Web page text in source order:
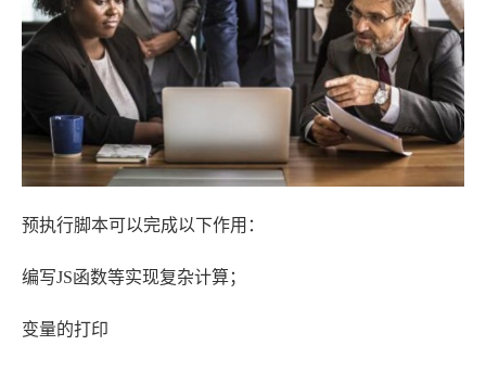
预执行脚本可以完成以下作用：
编写JS函数等实现复杂计算；
变量的打印